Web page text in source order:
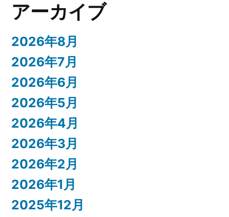
アーカイブ
2026年8月
2026年7月
2026年6月
2026年5月
2026年4月
2026年3月
2026年2月
2026年1月
2025年12月